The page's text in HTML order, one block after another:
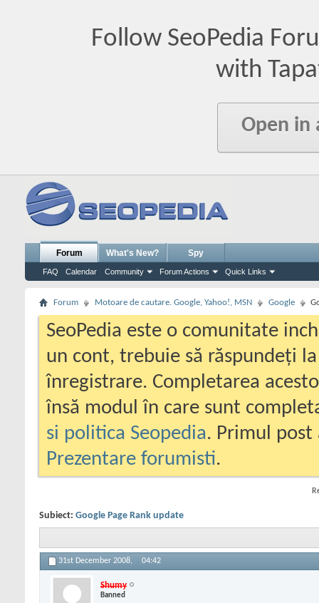
Follow SeoPedia
with
Open in
Forum
FAQ Calendar Community Forum Actions Quick Links
What's New? Spy
Forum Motoare de cautare. Google, Yahoo!, MSN Google
SeoPedia este o comunitate
un cont, trebuie să răspundeți
înregistrare. Completarea
însă modul în care sunt
si politica Seopedia. Primul
Prezentare forumisti.
Subiect: Google Page Rank update
31st December 2008, 04:42
Shumy
Banned